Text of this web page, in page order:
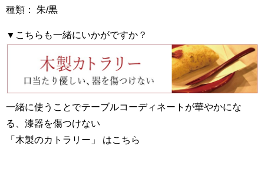
種類： 朱/黒
▼こちらも一緒にいかがですか？
一緒に使うことでテーブルコーディネートが華やかにな
る、漆器を傷つけない
「木製のカトラリー」 はこちら